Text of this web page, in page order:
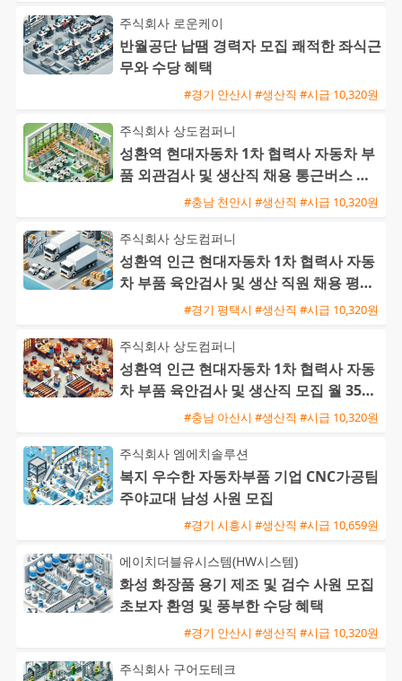
주식회사 로운케이
반월공단 납땜 경력자 모집 쾌적한 좌식근
무와 수당 혜택
#경기 안산시 #생산직 #시급 10,320원
주식회사 상도컴퍼니
성환역 현대자동차 1차 협력사 자동차 부
품 외관검사 및 생산직 채용 통근버스 운
#충남 천안시 #생산직 #시급 10,320원
주식회사 상도컴퍼니
성환역 인근 현대자동차 1차 협력사 자동
차 부품 육안검사 및 생산 직원 채용 평택
통근버스 운행#경기 평택시 #생산직 #시급 10,320원
주식회사 상도컴퍼니
성환역 인근 현대자동차 1차 협력사 자동
차 부품 육안검사 및 생산직 모집 월 350
만에서 400만원#충남 아산시 #생산직 #시급 10,320원
주식회사 엠에치솔루션
복지 우수한 자동차부품 기업 CNC가공팀
주야교대 남성 사원 모집
#경기 시흥시 #생산직 #시급 10,659원
에이치더블유시스템(HW시스템)
화성 화장품 용기 제조 및 검수 사원 모집
초보자 환영 및 풍부한 수당 혜택
#경기 안산시 #생산직 #시급 10,320원
주식회사 구어도테크